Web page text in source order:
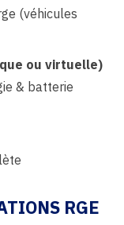
(véhicules
ou virtuelle)
& batterie
RGE